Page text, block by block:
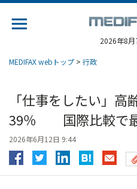
2026年8月
MEDIFAX webトップ > 行政
「仕事をしたい」高
39％ 国際比較で
2026年6月12日 9:44